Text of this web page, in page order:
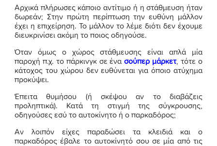
Αρχικά πλήρωσες κάποιο αντίτιμο ή η στάθμευση ήταν
δωρεάν; Στην πρώτη περίπτωση την ευθύνη μάλλον
έχει η επιχείρηση. Το μάλλον το λέμε διότι δεν έχουμε
διευκρινίσει ακόμη το ποιος οδηγούσε.
Όταν όμως ο χώρος στάθμευσης είναι απλά μία
παροχή π.χ. το πάρκινγκ σε ένασούπερ μάρκετ, τότε ο
κάτοχος του χώρου δεν ευθύνεται για όποιο ατύχημα
προκύψει.
Έπειτα θυμήσου (ή σκέψου αν το διαβάζεις
προληπτικά). Κατά τη στιγμή της σύγκρουσης,
οδηγούσες εσύ το αυτοκίνητο ή ο παρκαδόρος;
Αν λοιπόν είχες παραδώσει τα κλειδιά και ο
παρκαδόρος έβαλε το αυτοκίνητό σου σε μία από τις